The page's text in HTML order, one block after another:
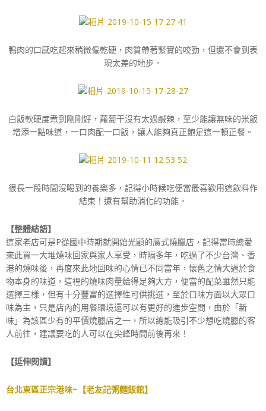
鴨肉的口感吃起來稍微偏乾硬，肉質帶著緊實的咬勁，但還不會到表
現太差的地步。
白飯軟硬度煮到剛剛好，蘿蔔干沒有太過鹹辣，至少能讓無味的米飯
增添一點味道，一口肉配一口飯，讓人能夠真正飽足這一頓正餐。
很長一段時間沒喝到的養樂多，記得小時候吃便當最喜歡用這飲料作
結束！還有幫助消化的功能。
【整體結語】
這家老店可是P從國中時期就開始光顧的廣式燒臘店，記得當時總愛
來此買一大堆燒味回家與家人享受，時隔多年，吃過了不少台灣、香
港的燒味後，再度來此地回味的心情已不同當年，懷舊之情大過於食
物本身的味道，這裡的燒味肉量給得足夠大方，便當的配菜雖然只能
選擇三樣，但有十分豐富的選擇性可供挑選，至於口味方面以大眾口
味為主，只是店內的用餐環境還可以有更好的進步空間，由於「新
味」為該區少有的平價燒臘店之一，所以總能吸引不少想吃燒臘的客
人前往，建議要吃的人可以在尖峰時間前後再來！
【延伸閱讀】
台北東區正宗港味~【老友記粥麵飯館】